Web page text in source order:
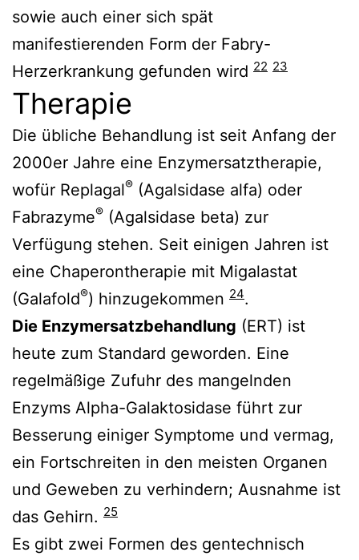
sowie auch einer sich spät
manifestierenden Form der Fabry-
Herzerkrankung gefunden wird 22 23
Therapie
Die übliche Behandlung ist seit Anfang der
2000er Jahre eine Enzymersatztherapie,
wofür Replagal® (Agalsidase alfa) oder
Fabrazyme® (Agalsidase beta) zur
Verfügung stehen. Seit einigen Jahren ist
eine Chaperontherapie mit Migalastat
(Galafold®) hinzugekommen 24.
Die Enzymersatzbehandlung (ERT) ist
heute zum Standard geworden. Eine
regelmäßige Zufuhr des mangelnden
Enzyms Alpha-Galaktosidase führt zur
Besserung einiger Symptome und vermag,
ein Fortschreiten in den meisten Organen
und Geweben zu verhindern; Ausnahme ist
das Gehirn. 25
Es gibt zwei Formen des gentechnisch